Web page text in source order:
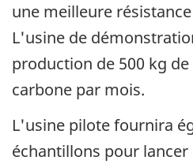
une meilleure
L'usine de
production de 500 kg
carbone par mois.
L'usine pilote fournira
échantillons pour lancer